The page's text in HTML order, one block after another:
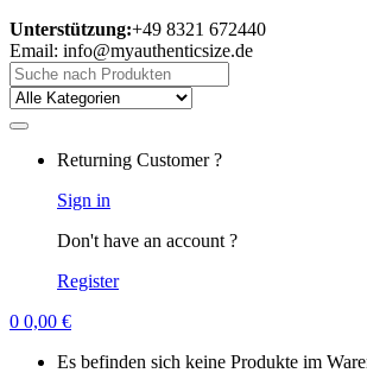
Unterstützung:+49 8321 672440
Email: info@myauthenticsize.de
Search
for:
Returning Customer ?
Sign in
Don't have an account ?
Register
0 0,00 €
Es befinden sich keine Produkte im